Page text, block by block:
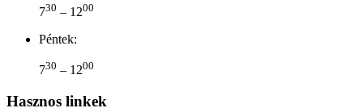
730 – 1200
Péntek:
730 – 1200
Hasznos linkek